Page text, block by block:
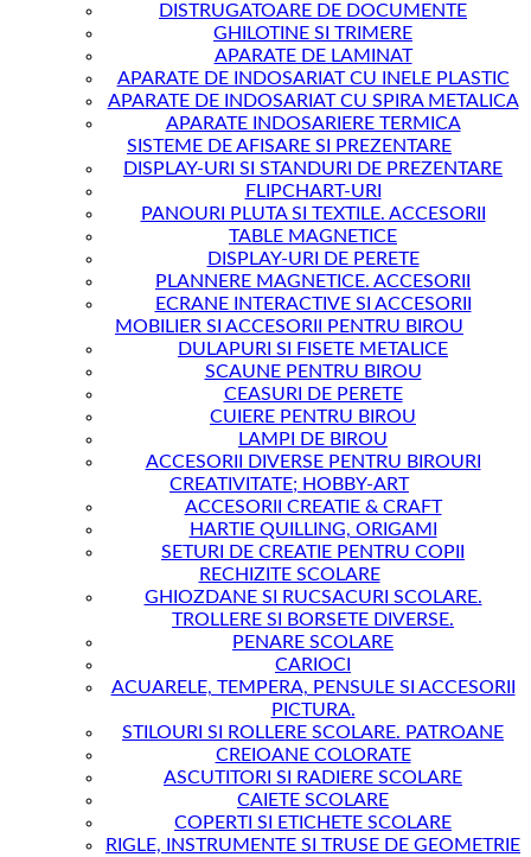
DISTRUGATOARE DE DOCUMENTE
GHILOTINE SI TRIMERE
APARATE DE LAMINAT
APARATE DE INDOSARIAT CU INELE PLASTIC
APARATE DE INDOSARIAT CU SPIRA METALICA
APARATE INDOSARIERE TERMICA
SISTEME DE AFISARE SI PREZENTARE
DISPLAY-URI SI STANDURI DE PREZENTARE
FLIPCHART-URI
PANOURI PLUTA SI TEXTILE. ACCESORII
TABLE MAGNETICE
DISPLAY-URI DE PERETE
PLANNERE MAGNETICE. ACCESORII
ECRANE INTERACTIVE SI ACCESORII
MOBILIER SI ACCESORII PENTRU BIROU
DULAPURI SI FISETE METALICE
SCAUNE PENTRU BIROU
CEASURI DE PERETE
CUIERE PENTRU BIROU
LAMPI DE BIROU
ACCESORII DIVERSE PENTRU BIROURI
CREATIVITATE; HOBBY-ART
ACCESORII CREATIE & CRAFT
HARTIE QUILLING, ORIGAMI
SETURI DE CREATIE PENTRU COPII
RECHIZITE SCOLARE
GHIOZDANE SI RUCSACURI SCOLARE.
TROLLERE SI BORSETE DIVERSE.
PENARE SCOLARE
CARIOCI
ACUARELE, TEMPERA, PENSULE SI ACCESORII
PICTURA.
STILOURI SI ROLLERE SCOLARE. PATROANE
CREIOANE COLORATE
ASCUTITORI SI RADIERE SCOLARE
CAIETE SCOLARE
COPERTI SI ETICHETE SCOLARE
RIGLE, INSTRUMENTE SI TRUSE DE GEOMETRIE